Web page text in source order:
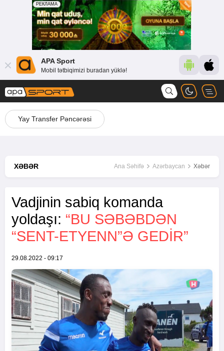
APA Sport
Mobil tətbiqimizi buradan yüklə!
Yay Transfer Pəncərəsi
XƏBƏR Ana Səhifə Azərbaycan Xəbər
Vadjinin sabiq komanda
yoldaşı: “BU SƏBƏBDƏN
“SENT-ETYENN”Ə GEDIR”
29.08.2022 - 09:17